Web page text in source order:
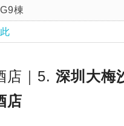
棟
店｜5. 深圳大梅
店